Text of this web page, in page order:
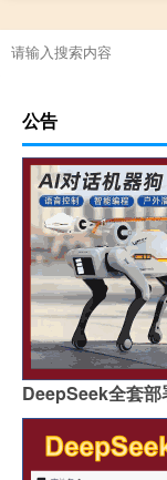
公告
DeepSeek全套